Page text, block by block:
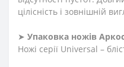
цілісність і зовнішній
➤ Упаковка ножів Аркос
Ножі серії Universal –